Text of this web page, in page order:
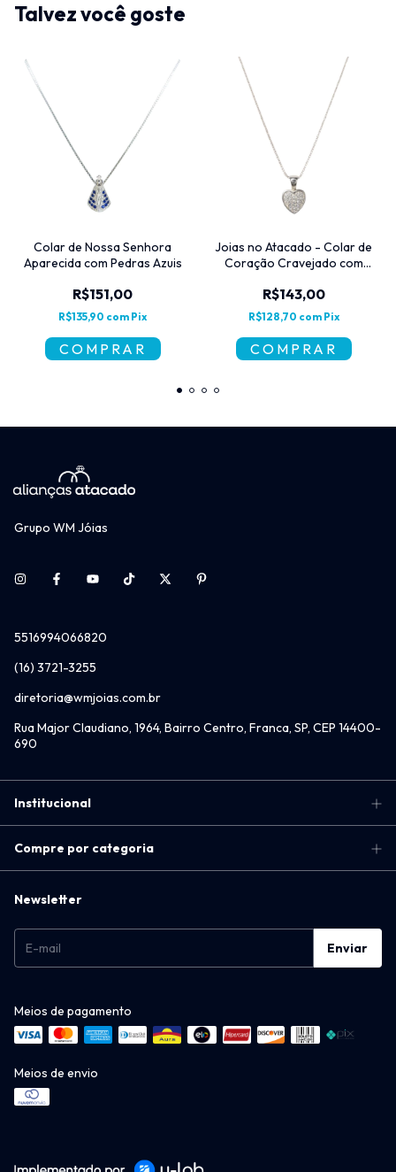
Talvez você goste
Colar de Nossa Senhora
Aparecida com Pedras Azuis
R$151,00
R$135,90 com Pix
Joias no Atacado - Colar de
Coração Cravejado com
R$143,00
R$128,70 com Pix
Grupo WM Jóias
5516994066820
(16) 3721-3255
diretoria@wmjoias.com.br
Rua Major Claudiano, 1964, Bairro Centro, Franca, SP, CEP 14400-
690
Institucional
Compre por categoria
Newsletter
Meios de pagamento
Meios de envio